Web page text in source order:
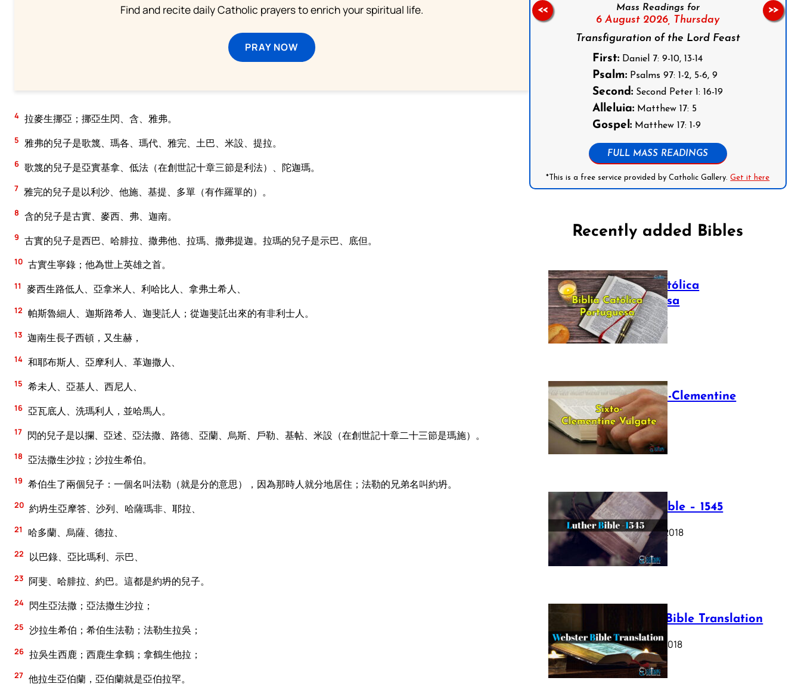
Find and recite daily Catholic prayers to enrich your spiritual life.
PRAY NOW
4 拉麥生挪亞；挪亞生閃、含、雅弗。
5 雅弗的兒子是歌篾、瑪各、瑪代、雅完、土巴、米設、提拉。
6 歌篾的兒子是亞實基拿、低法（在創世記十章三節是利法）、陀迦瑪。
7 雅完的兒子是以利沙、他施、基提、多單（有作羅單的）。
8 含的兒子是古實、麥西、弗、迦南。
9 古實的兒子是西巴、哈腓拉、撒弗他、拉瑪、撒弗提迦。拉瑪的兒子是示巴、底但。
10 古實生寧錄；他為世上英雄之首。
11 麥西生路低人、亞拿米人、利哈比人、拿弗土希人、
12 帕斯魯細人、迦斯路希人、迦斐託人；從迦斐託出來的有非利士人。
13 迦南生長子西頓，又生赫，
14 和耶布斯人、亞摩利人、革迦撒人、
15 希未人、亞基人、西尼人、
16 亞瓦底人、洗瑪利人，並哈馬人。
17 閃的兒子是以攔、亞述、亞法撒、路德、亞蘭、烏斯、戶勒、基帖、米設（在創世記十章二十三節是瑪施）。
18 亞法撒生沙拉；沙拉生希伯。
19 希伯生了兩個兒子：一個名叫法勒（就是分的意思），因為那時人就分地居住；法勒的兄弟名叫約坍。
20 約坍生亞摩答、沙列、哈薩瑪非、耶拉、
21 哈多蘭、烏薩、德拉、
22 以巴錄、亞比瑪利、示巴、
23 阿斐、哈腓拉、約巴。這都是約坍的兒子。
24 閃生亞法撒；亞法撒生沙拉；
25 沙拉生希伯；希伯生法勒；法勒生拉吳；
26 拉吳生西鹿；西鹿生拿鶴；拿鶴生他拉；
27 他拉生亞伯蘭，亞伯蘭就是亞伯拉罕。
Mass Readings for
6 August 2026, Thursday
Transfiguration of the Lord Feast
First: Daniel 7: 9-10, 13-14
Psalm: Psalms 97: 1-2, 5-6, 9
Second: Second Peter 1: 16-19
Alleluia: Matthew 17: 5
Gospel: Matthew 17: 1-9
FULL MASS READINGS
*This is a free service provided by Catholic Gallery.Get it here
<< >>
Recently added Bibles
Bíblia Católica
Portuguesa
July 16, 2025
The Sixto-Clementine
Vulgate
July 12, 2025
Luther Bible – 1545
October 17, 2018
Webster Bible Translation
October 11, 2018